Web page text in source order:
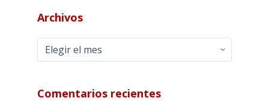
Archivos
Archivos
Comentarios recientes